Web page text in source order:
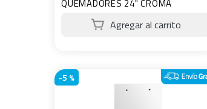
QUEMADORES 24" CROMA
-5 %